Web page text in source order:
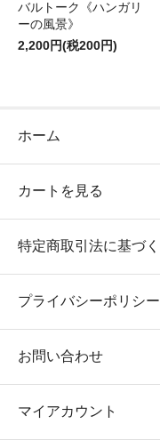
バルトーク《ハンガリ
ーの風景》
2,200円(税200円)
ホーム
カートを見る
特定商取引法に基づ
プライバシーポリシー
お問い合わせ
マイアカウント